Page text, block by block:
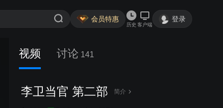
会员特惠
历史 客户端
登录
视频 讨论 141
李卫当官 第二部 简介